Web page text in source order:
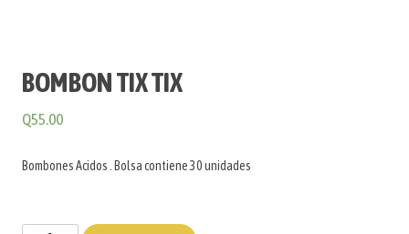
BOMBON TIX TIX
Q55.00
Bombones Acidos . Bolsa contiene 30 unidades